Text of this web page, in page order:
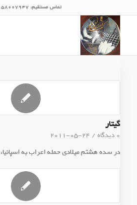
تماس مستقیم: 09158007947
گیتار
0 دیدگاه /
2011-05-24
در سده هشتم میلادی حمله اعراب به